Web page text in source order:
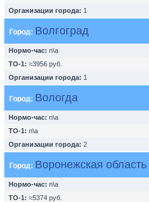
Организации города: 1
Город: Волгоград
Нормо-час: n\a
ТО-1: ≈3956 руб.
Организации города: 1
Город: Вологда
Нормо-час: n\a
ТО-1: n\a
Организации города: 2
Город: Воронежская область
Нормо-час: n\a
ТО-1: ≈5374 руб.